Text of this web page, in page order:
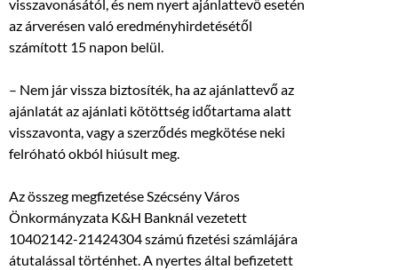
visszavonásától, és nem nyert ajánlattevő esetén
az árverésen való eredményhirdetésétől
számított 15 napon belül.
– Nem jár vissza biztosíték, ha az ajánlattevő az
ajánlatát az ajánlati kötöttség időtartama alatt
visszavonta, vagy a szerződés megkötése neki
felróható okból hiúsult meg.
Az összeg megfizetése Szécsény Város
Önkormányzata K&H Banknál vezetett
10402142-21424304 számú fizetési számlájára
átutalással történhet. A nyertes által befizetett